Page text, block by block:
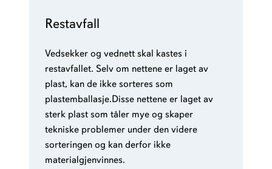
Restavfall
Vedsekker og vednett skal kastes i
restavfallet. Selv om nettene er laget av
plast, kan de ikke sorteres som
plastemballasje.Disse nettene er laget av
sterk plast som tåler mye og skaper
tekniske problemer under den videre
sorteringen og kan derfor ikke
materialgjenvinnes.